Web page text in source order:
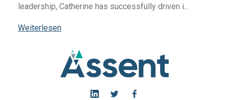
leadership, Catherine has successfully driven i...
Weiterlesen